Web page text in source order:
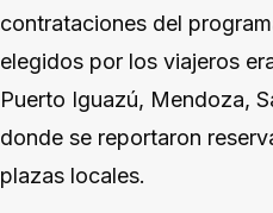
contrataciones del
elegidos por los viajeros
Puerto Iguazú, Mendoza,
donde se reportaron
plazas locales.